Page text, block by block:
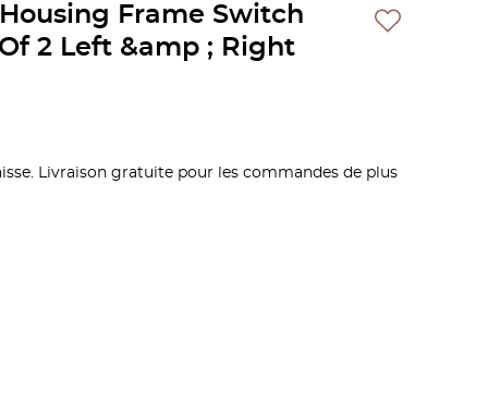
Housing Frame Switch
2 Left &amp ; Right
Livraison gratuite pour les commandes de plus